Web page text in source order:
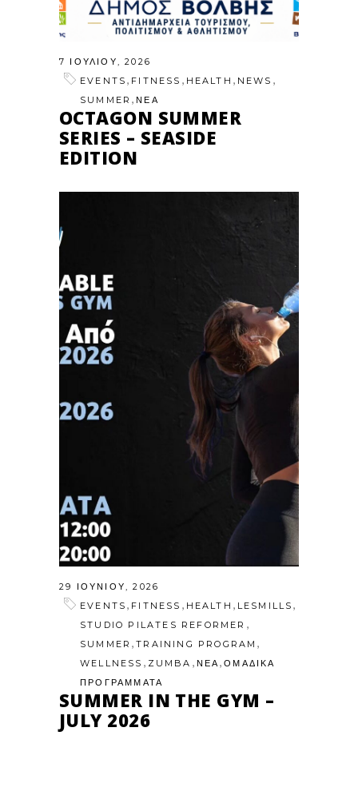
7 ΙΟΥΛΊΟΥ, 2026
EVENTS , FITNESS , HEALTH , NEWS ,
SUMMER ,ΝΕΑ
OCTAGON SUMMER
SERIES – SEASIDE
EDITION
29 ΙΟΥΝΊΟΥ, 2026
EVENTS , FITNESS , HEALTH , LESMILLS ,
STUDIO PILATES REFORMER ,
SUMMER ,TRAINING PROGRAM ,
WELLNESS , ZUMBA , ΝΕΑ,ΟΜΑΔΙΚΑ
ΠΡΟΓΡΑΜΜΑΤΑ
SUMMER IN THE GYM –
JULY 2026